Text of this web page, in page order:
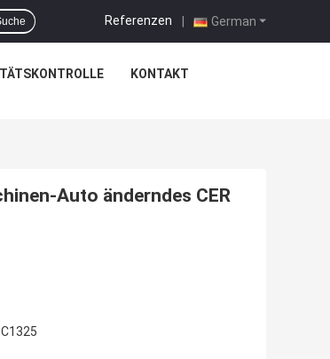
German
Referenzen |
KONTAKT
Auto änderndes CER